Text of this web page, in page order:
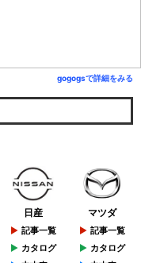
gogogsで詳細をみる
日産
記事一覧
カタログ
マツダ
記事一覧
カタログ